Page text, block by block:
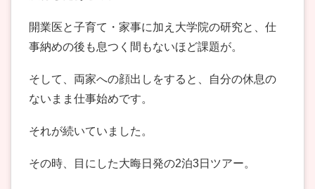
開業医と子育て・家事に加え大学院の研究と、仕
事納めの後も息つく間もないほど課題が。
そして、両家への顔出しをすると、自分の休息の
ないまま仕事始めです。
それが続いていました。
その時、目にした大晦日発の2泊3日ツアー。